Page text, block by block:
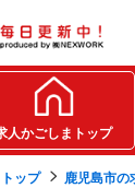
人かごしまトップ
ップ 鹿児島市の